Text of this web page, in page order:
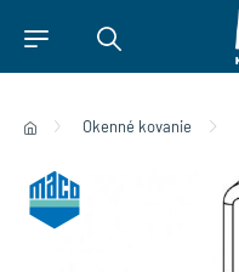
Okenné kovanie